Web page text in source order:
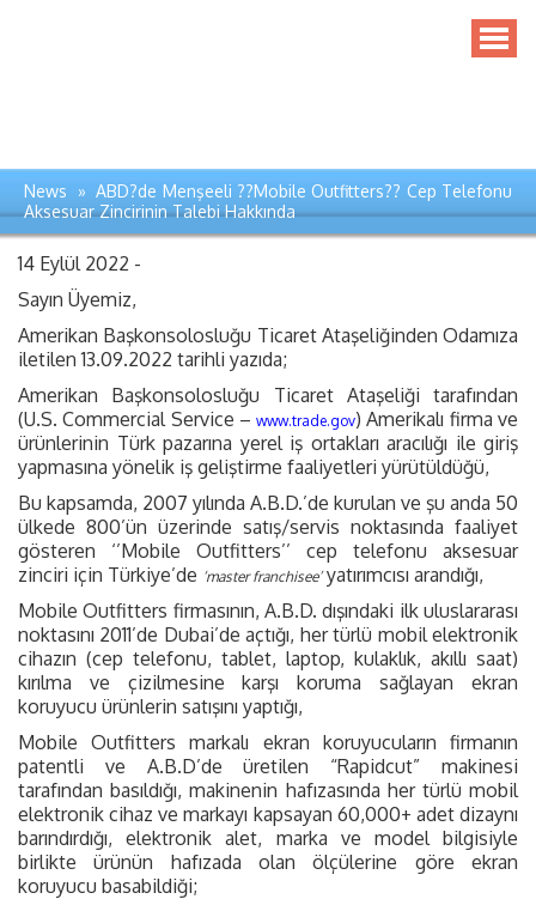
News » ABD?de Menşeeli ??Mobile Outfitters?? Cep Telefonu
Aksesuar Zincirinin Talebi Hakkında
14 Eylül 2022 -
Sayın Üyemiz,
Amerikan Başkonsolosluğu Ticaret Ataşeliğinden Odamıza
iletilen 13.09.2022 tarihli yazıda;
Amerikan Başkonsolosluğu Ticaret Ataşeliği tarafından
(U.S. Commercial Service –www.trade.gov) Amerikalı firma ve
ürünlerinin Türk pazarına yerel iş ortakları aracılığı ile giriş
yapmasına yönelik iş geliştirme faaliyetleri yürütüldüğü,
Bu kapsamda, 2007 yılında A.B.D.’de kurulan ve şu anda 50
ülkede 800’ün üzerinde satış/servis noktasında faaliyet
gösteren ‘’Mobile Outfitters’’ cep telefonu aksesuar
zinciri için Türkiye’de ‘master franchisee’yatırımcısı arandığı,
Mobile Outfitters firmasının, A.B.D. dışındaki ilk uluslararası
noktasını 2011’de Dubai’de açtığı, her türlü mobil elektronik
cihazın (cep telefonu, tablet, laptop, kulaklık, akıllı saat)
kırılma ve çizilmesine karşı koruma sağlayan ekran
koruyucu ürünlerin satışını yaptığı,
Mobile Outfitters markalı ekran koruyucuların firmanın
patentli ve A.B.D’de üretilen “Rapidcut” makinesi
tarafından basıldığı, makinenin hafızasında her türlü mobil
elektronik cihaz ve markayı kapsayan 60,000+ adet dizaynı
barındırdığı, elektronik alet, marka ve model bilgisiyle
birlikte ürünün hafızada olan ölçülerine göre ekran
koruyucu basabildiği;